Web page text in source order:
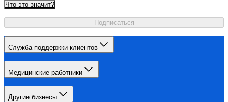
Что это значит?
Подписаться
Служба поддержки клиентов
Медицинские работники
Другие бизнесы